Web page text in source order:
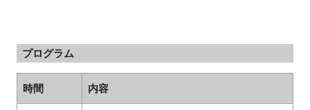
プログラム
時間 内容